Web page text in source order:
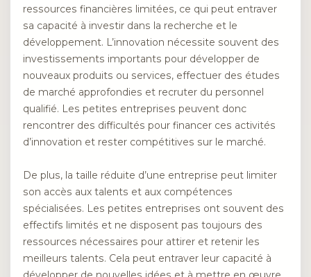
ressources financières limitées, ce qui peut entraver
sa capacité à investir dans la recherche et le
développement. L’innovation nécessite souvent des
investissements importants pour développer de
nouveaux produits ou services, effectuer des études
de marché approfondies et recruter du personnel
qualifié. Les petites entreprises peuvent donc
rencontrer des difficultés pour financer ces activités
d’innovation et rester compétitives sur le marché.
De plus, la taille réduite d’une entreprise peut limiter
son accès aux talents et aux compétences
spécialisées. Les petites entreprises ont souvent des
effectifs limités et ne disposent pas toujours des
ressources nécessaires pour attirer et retenir les
meilleurs talents. Cela peut entraver leur capacité à